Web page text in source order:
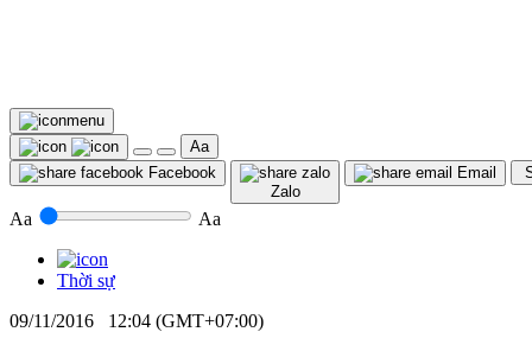
Aa
Facebook
Zalo
Email
Aa Aa
Thời sự
09/11/2016 12:04 (GMT+07:00)